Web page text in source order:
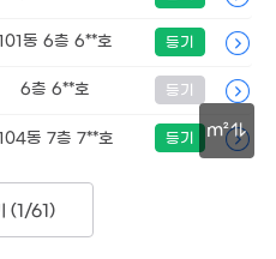
m²
동 6층 6**호 등기
6층 6**호 등기
동 7층 7**호 등기
(1/61 )